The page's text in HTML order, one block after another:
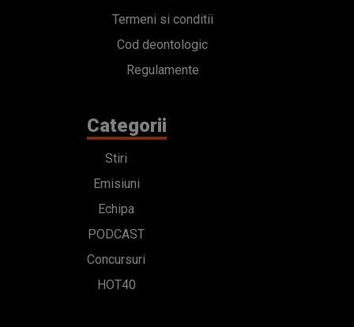
Termeni si conditii
Cod deontologic
Regulamente
Categorii
Stiri
Emisiuni
Echipa
PODCAST
Concursuri
HOT40